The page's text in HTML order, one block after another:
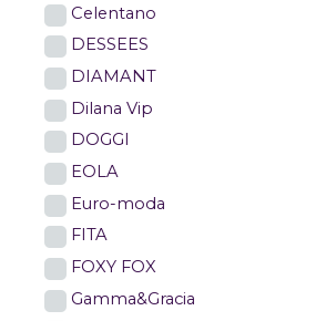
Celentano
DESSEES
DIAMANT
Dilana Vip
DOGGI
EOLA
Euro-moda
FITA
FOXY FOX
Gamma&Gracia